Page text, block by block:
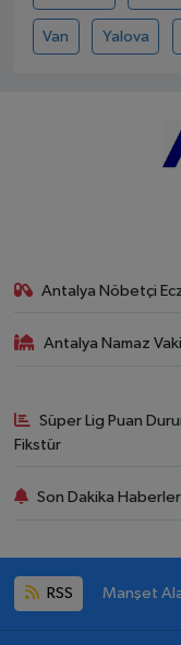
Van Yalova
Antalya Nöbetçi
Antalya Namaz
Süper Lig Puan
Fikstür
Son Dakika
RSS Manşet